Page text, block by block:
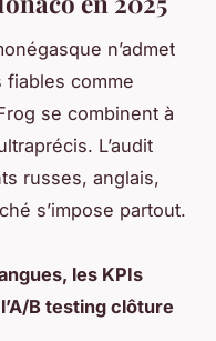
n’admet
fiables comme
se combinent à
L’audit
russes, anglais,
s’impose partout.
les KPIs
B testing clôture